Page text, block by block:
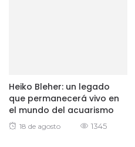
Heiko Bleher: un legado
que permanecerá vivo en
el mundo del acuarismo
Posted
18 de agosto 1345